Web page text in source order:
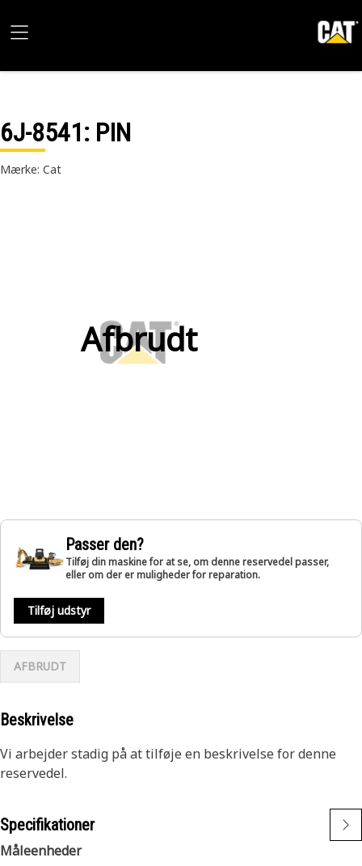
6J-8541: PIN
Mærke: Cat
Afbrudt
Passer den?
Tilføj din maskine for at se, om denne reservedel passer,
eller om der er muligheder for reparation.
Tilføj udstyr
AFBRUDT
Beskrivelse
Vi arbejder stadig på at tilføje en beskrivelse for denne
reservedel.
Specifikationer
Måleenheder